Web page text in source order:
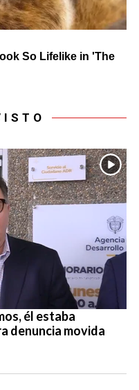
él estaba
denuncia movida